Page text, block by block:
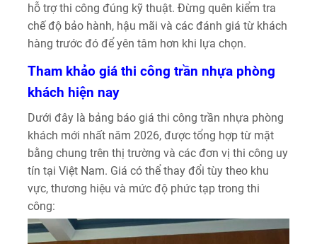
hỗ trợ thi công đúng kỹ thuật. Đừng quên kiểm tra
chế độ bảo hành, hậu mãi và các đánh giá từ khách
hàng trước đó để yên tâm hơn khi lựa chọn.
Tham khảo giá thi công trần nhựa phòng
khách hiện nay
Dưới đây là bảng báo giá thi công trần nhựa phòng
khách mới nhất năm 2026, được tổng hợp từ mặt
bằng chung trên thị trường và các đơn vị thi công uy
tín tại Việt Nam. Giá có thể thay đổi tùy theo khu
vực, thương hiệu và mức độ phức tạp trong thi
công: